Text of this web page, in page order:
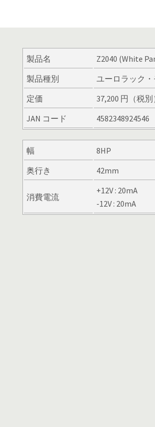
製品名
Z2040 (White
製品種別
ユーロラック
定価
37,200 円（税別
JAN コード
4582348924546
幅
8HP
奥行き
42mm
消費電流
+12V : 20mA
-12V : 20mA